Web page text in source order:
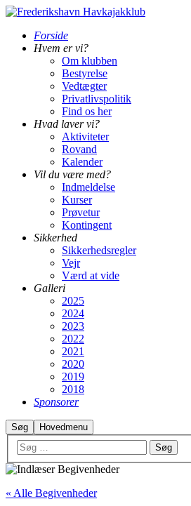
Forside
Hvem er vi?
Om klubben
Bestyrelse
Vedtægter
Privatlivspolitik
Find os her
Hvad laver vi?
Aktiviteter
Rovand
Kalender
Vil du være med?
Indmeldelse
Kurser
Prøvetur
Kontingent
Sikkerhed
Sikkerhedsregler
Vejr
Værd at vide
Galleri
2025
2024
2023
2022
2021
2020
2019
2018
Sponsorer
Søg Hovedmenu
« Alle Begivenheder